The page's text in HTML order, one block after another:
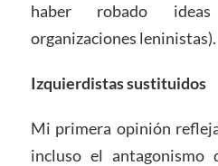
haber robado
organizaciones leninistas).
Izquierdistas sustituidos
Mi primera opinión
incluso el antagonismo